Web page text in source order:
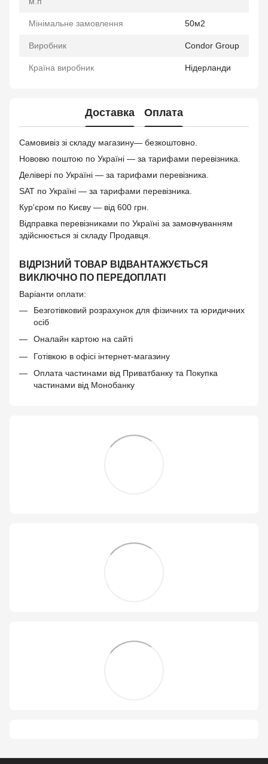
Мінімальне замовлення 50м2
Виробник Condor Group
Країна виробник Нідерланди
Доставка Оплата
Самовивіз зі складу магазину— безкоштовно.
Нововю поштою по Україні — за тарифами перевізника.
Делівері по Україні — за тарифами перевізника.
SAT по Україні — за тарифами перевізника.
Кур'єром по Києву — від 600 грн.
Відправка перевізниками по Україні за замовчуванням
здійснюється зі складу Продавця.
ВІДРІЗНИЙ ТОВАР ВІДВАНТАЖУЄТЬСЯ
ВИКЛЮЧНО ПО ПЕРЕДОПЛАТІ
Варіанти оплати:
Безготівковий розрахунок для фізичних та юридичних
осіб
Оналайн картою на сайті
Готівкою в офісі інтернет-магазину
Оплата частинами від Приватбанку та Покупка
частинами від Монобанку